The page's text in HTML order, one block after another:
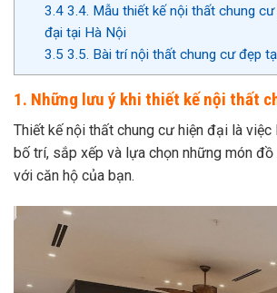
3.43.4. Mẫu thiết kế nội thất chung cư
đại tại Hà Nội
3.5 3.5. Bài trí nội thất chung cư đẹp
1. Những lưu ý khi thiết kế nội thất
Thiết kế nội thất chung cư hiện đại là
bố trí, sắp xếp và lựa chọn những món
với căn hộ của bạn.